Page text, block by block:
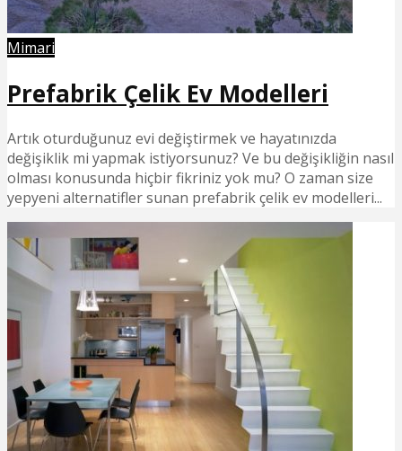
Mimari
Prefabrik Çelik Ev Modelleri
Artık oturduğunuz evi değiştirmek ve hayatınızda
değişiklik mi yapmak istiyorsunuz? Ve bu değişikliğin nasıl
olması konusunda hiçbir fikriniz yok mu? O zaman size
yepyeni alternatifler sunan prefabrik çelik ev modelleri...